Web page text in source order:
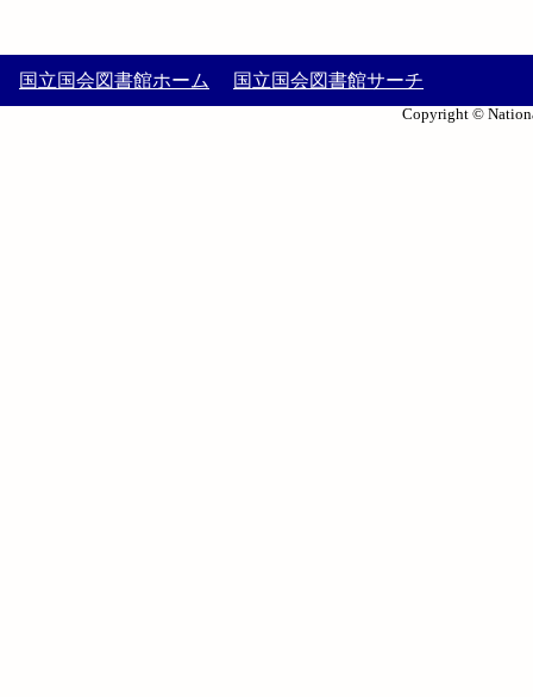
国立国会図書館ホーム 国立国会図書館サーチ
Copyright ©